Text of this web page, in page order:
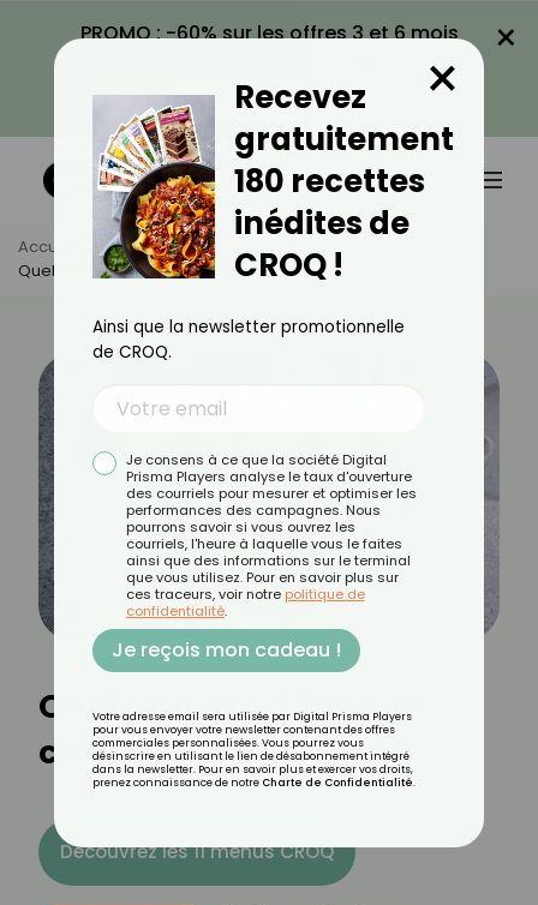
PROMO : -60% sur les offres 3 et 6 mois
VOIR LA PROMO
×
Accueil Actus
Alimentation
Quel Numéro D’huîtres Choisir ?
Quel numéro d’huîtres
choisir ?
Découvrez les 11 menus CROQ
Recevez
gratuitement
180 recettes
inédites de
CROQ !
×
Ainsi que la newsletter promotionnelle
de CROQ.
Je consens à ce que la société Digital
Prisma Players analyse le taux d'ouverture
des courriels pour mesurer et optimiser les
performances des campagnes. Nous
pourrons savoir si vous ouvrez les
courriels, l'heure à laquelle vous le faites
ainsi que des informations sur le terminal
que vous utilisez. Pour en savoir plus sur
ces traceurs, voir notre politique de
confidentialité.
Je reçois mon cadeau !
Votre adresse email sera utilisée par Digital Prisma Players
pour vous envoyer votre newsletter contenant des offres
commerciales personnalisées. Vous pourrez vous
désinscrire en utilisant le lien de désabonnement intégré
dans la newsletter. Pour en savoir plus et exercer vos droits,
prenez connaissance de notre Charte de Confidentialité.